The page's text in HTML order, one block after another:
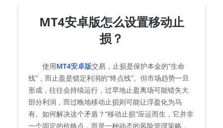
MT4安卓版怎么设置移动止
损？
使用MT4安卓版交易，止损是保护本金的“生命
线”，而止盈是锁定利润的“终点线”。但市场趋势一旦
形成，往往会持续运行，过早地止盈离场可能错失大
部分利润，而过晚地移动止损则可能让浮盈化为乌
有。如何解决这个矛盾？“移动止损”应运而生，它并非
一个固定的价格点，而是一种动态的风险管理策略，